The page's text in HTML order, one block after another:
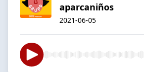
aparcaniños
2021-06-05